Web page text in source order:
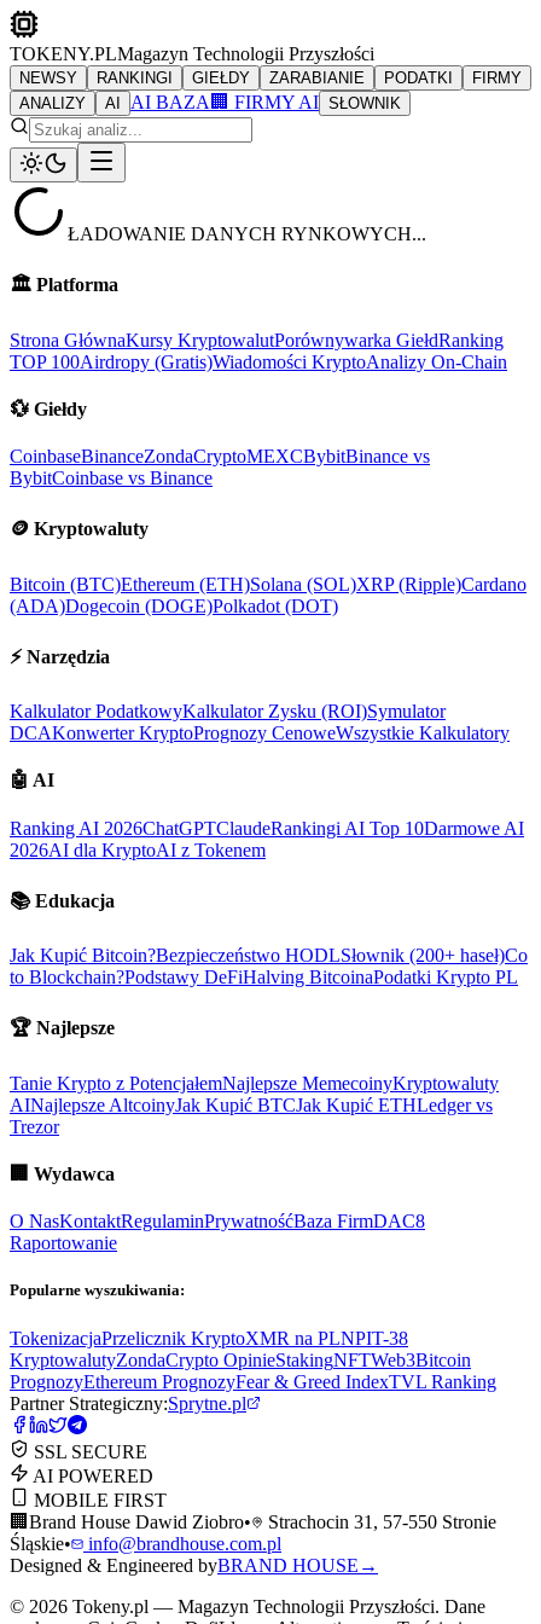
TOKENY.PLMagazyn Technologii Przyszłości
NEWSY RANKINGI GIEŁDY ZARABIANIE PODATKI
FIRMY
ANALIZY
AI AI BAZA 🏢 FIRMY AI SŁOWNIK
ŁADOWANIE DANYCH RYNKOWYCH...
🏛️ Platforma
Strona GłównaKursy KryptowalutPorównywarka GiełdRanking
TOP 100Airdropy (Gratis)Wiadomości KryptoAnalizy On-Chain
💱 Giełdy
CoinbaseBinanceZondaCryptoMEXCBybitBinance vs
BybitCoinbase vs Binance
🪙 Kryptowaluty
Bitcoin (BTC)Ethereum (ETH)Solana (SOL)XRP (Ripple)Cardano
(ADA)Dogecoin (DOGE)Polkadot (DOT)
⚡ Narzędzia
Kalkulator PodatkowyKalkulator Zysku (ROI)Symulator
DCAKonwerter KryptoPrognozy CenoweWszystkie Kalkulatory
🤖 AI
Ranking AI 2026ChatGPTClaudeRankingi AI Top 10Darmowe AI
2026AI dla KryptoAI z Tokenem
📚 Edukacja
Jak Kupić Bitcoin?Bezpieczeństwo HODLSłownik (200+ haseł)Co
to Blockchain?Podstawy DeFiHalving BitcoinaPodatki Krypto PL
🏆 Najlepsze
Tanie Krypto z PotencjałemNajlepsze MemecoinyKryptowaluty
AINajlepsze AltcoinyJak Kupić BTCJak Kupić ETHLedger vs
Trezor
🏢 Wydawca
O NasKontaktRegulaminPrywatnośćBaza FirmDAC8
Raportowanie
Popularne wyszukiwania:
TokenizacjaPrzelicznik KryptoXMR na PLNPIT-38
KryptowalutyZondaCrypto OpinieStakingNFTWeb3Bitcoin
PrognozyEthereum PrognozyFear & Greed IndexTVL Ranking
Partner Strategiczny:Sprytne.pl
SSL SECURE
AI POWERED
MOBILE FIRST
🏢 Brand House Dawid Ziobro•
Strachocin 31, 57-550 Stronie
Śląskie•
info@brandhouse.com.pl
Designed & Engineered byBRAND HOUSE →
© 2026 Tokeny.pl — Magazyn Technologii Przyszłości. Dane